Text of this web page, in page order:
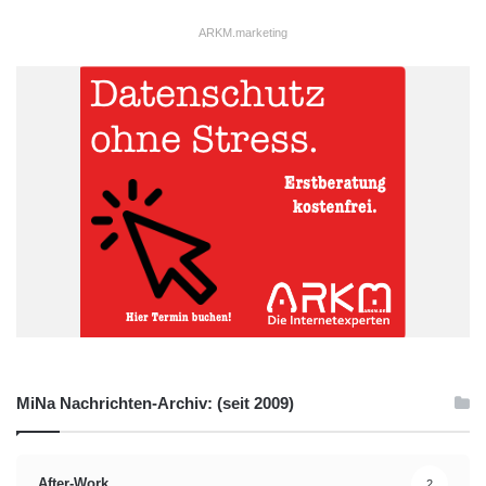
ARKM.marketing
MiNa Nachrichten-Archiv: (seit 2009)
2